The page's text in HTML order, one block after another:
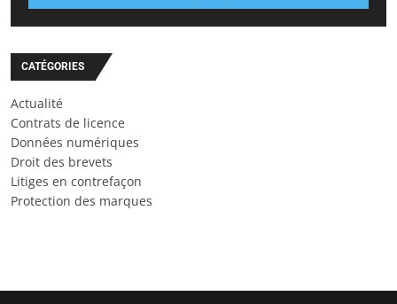
CATÉGORIES
Actualité
Contrats de licence
Données numériques
Droit des brevets
Litiges en contrefaçon
Protection des marques